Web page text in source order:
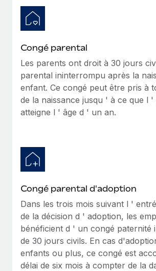
Congé parental
Les parents ont droit à 30 jours
parental ininterrompu après la
enfant. Ce congé peut être pris à
de la naissance jusqu ' à ce que l
atteigne l ' âge d ' un an.
Congé parental d'adoption
Dans les trois mois suivant l '
de la décision d ' adoption, les
bénéficient d ' un congé paternité
de 30 jours civils. En cas
enfants ou plus, ce congé est
délai de six mois à compter de la